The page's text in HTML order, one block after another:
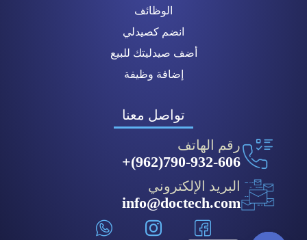
الوظائف
انضم كصيدلي
أضف صيدليتك للبيع
إضافة وظيفة
تواصل معنا
رقم الهاتف
790-932-606(962)+
البريد الإلكتروني
info@doctech.com